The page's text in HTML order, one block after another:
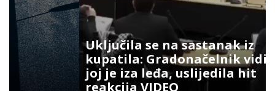
Uključila se na sastanak iz
kupatila: Gradonačelnik vidio šta
joj je iza leđa, uslijedila hit
reakcija VIDEO